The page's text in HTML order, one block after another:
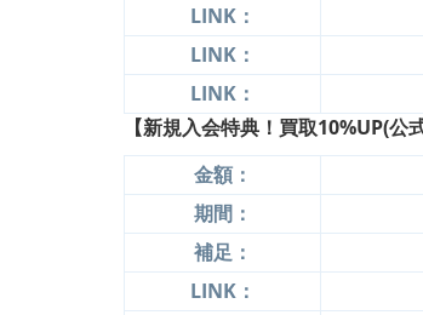
LINK：
LINK：
LINK：
【新規入会特典！買取10%UP(公
金額：
期間：
補足：
LINK：